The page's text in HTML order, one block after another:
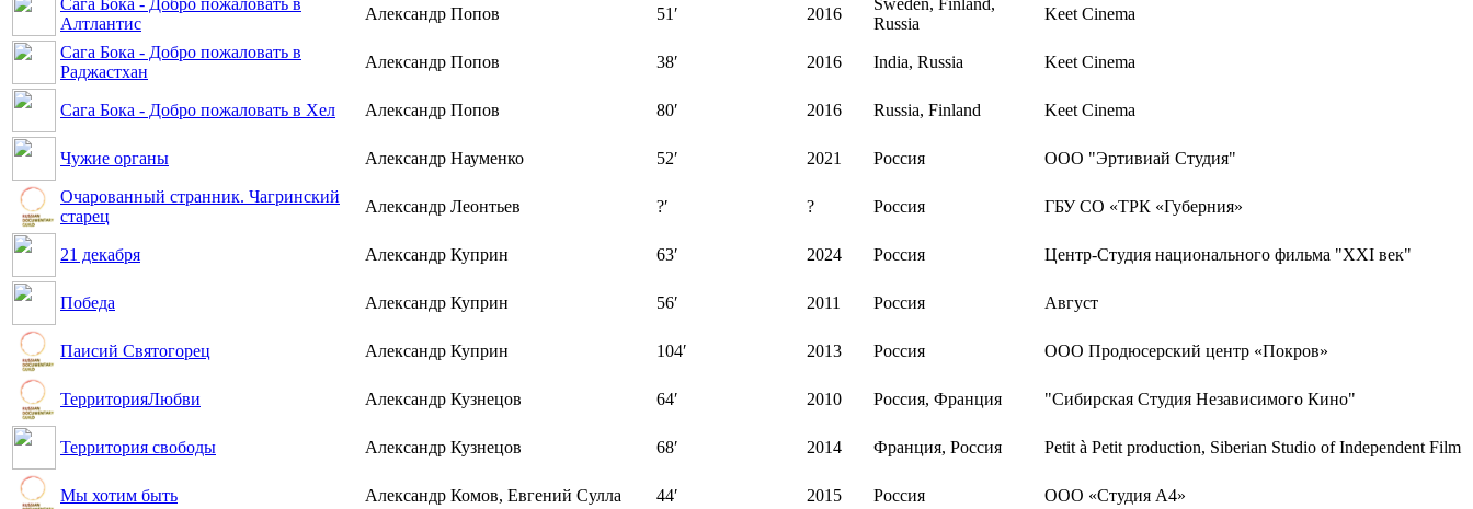
Сага Бока - Добро пожаловать в
Алтлантис
Александр Попов 51′ 2016
Sweden, Finland,
Russia
Keet Cinema
Сага Бока - Добро пожаловать в
Раджастхан
Александр Попов 38′ 2016 India, Russia Keet Cinema
Сага Бока - Добро пожаловать в Хел Александр Попов 80′ 2016 Russia, Finland Keet Cinema
Чужие органы Александр Науменко 52′ 2021 Россия ООО "Эртивиай Студия"
Очарованный странник. Чагринский
старец
Александр Леонтьев ?′ ? Россия ГБУ СО «ТРК «Губерния»
21 декабря Александр Куприн 63′ 2024 Россия Центр-Студия национального фильма "XXI век"
Победа Александр Куприн 56′ 2011 Россия Август
Паисий Святогорец Александр Куприн 104′ 2013 Россия ООО Продюсерский центр «Покров»
ТерриторияЛюбви Александр Кузнецов 64′ 2010 Россия, Франция "Сибирская Студия Независимого Кино"
Территория свободы Александр Кузнецов 68′ 2014 Франция, Россия Petit à Petit production, Siberian Studio of Independent Film
Мы хотим быть Александр Комов, Евгений Сулла 44′ 2015 Россия ООО «Студия А4»